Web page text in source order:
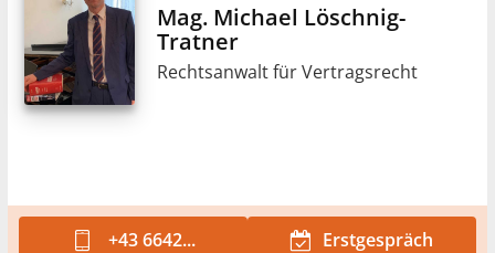
Mag. Michael Löschnig-
Tratner
Rechtsanwalt für Vertragsrecht
+43 6642... Erstgespräch